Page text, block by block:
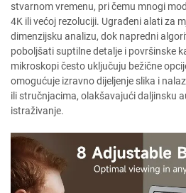
stvarnom vremenu, pri čemu mnogi
4K ili većoj rezoluciji. Ugrađeni alati za
dimenzijsku analizu, dok napredni
poboljšati suptilne detalje i površinske
mikroskopi često uključuju bežične
omogućuje izravno dijeljenje slika i
ili stručnjacima, olakšavajući daljinsku
istraživanje.